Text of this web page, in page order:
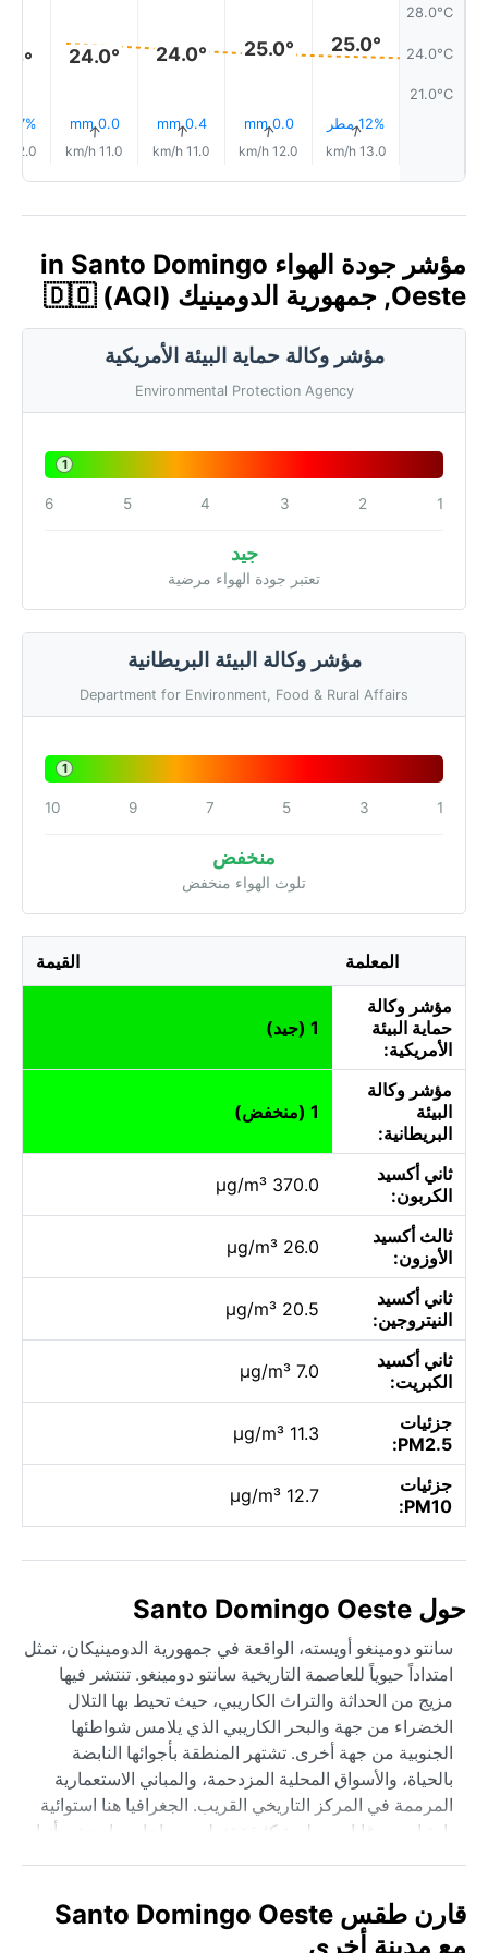
28.0°C
24.0°C
21.0°C
25.0°
12% مطر↑
13.0 km/h
25.0°
0.0 mm
↑
12.0 km/h
24.0°
0.4 mm
↑
11.0 km/h
24.0°
0.0 mm
↑
11.0 km/h
17% مطر
12.0 km/h
مؤشر جودة الهواء in Santo Domingo
Oeste, جمهورية الدومينيك 🇩🇴 (AQI)
مؤشر وكالة حماية البيئة الأمريكية
Environmental Protection Agency
1
1
2
3
4
5
6
جيد
تعتبر جودة الهواء مرضية
مؤشر وكالة البيئة البريطانية
Department for Environment, Food & Rural Affairs
1
1
3
5
7
9
10
منخفض
تلوث الهواء منخفض
المعلمة القيمة
مؤشر وكالة
حماية البيئة
الأمريكية:
1 (جيد)
مؤشر وكالة
البيئة
البريطانية:
1 (منخفض)
ثاني أكسيد
الكربون:
370.0 µg/m³
ثالث أكسيد
الأوزون:
26.0 µg/m³
ثاني أكسيد
النيتروجين:
20.5 µg/m³
ثاني أكسيد
الكبريت:
7.0 µg/m³
جزئيات
PM2.5:
11.3 µg/m³
جزئيات
PM10:
12.7 µg/m³
حول Santo Domingo Oeste
سانتو دومينغو أويسته، الواقعة في جمهورية الدومينيكان، تمثل
امتداداً حيوياً للعاصمة التاريخية سانتو دومينغو. تنتشر فيها
مزيج من الحداثة والتراث الكاريبي، حيث تحيط بها التلال
الخضراء من جهة والبحر الكاريبي الذي يلامس شواطئها
الجنوبية من جهة أخرى. تشتهر المنطقة بأجوائها النابضة
بالحياة، والأسواق المحلية المزدحمة، والمباني الاستعمارية
المرممة في المركز التاريخي القريب. الجغرافيا هنا استوائية
بامتياز، مع غابات مطيرة كثيفة تغطي مساحات واسعة، وأنهار
(Af)، أي حار ورطب على مدار السنة. تتراوح درجات الحرارة
بين 25 و30 درجة مئوية، مع تغير موسمي طفيف فقط. تشهد
قارن طقس Santo Domingo Oeste
مع مدينة أخرى